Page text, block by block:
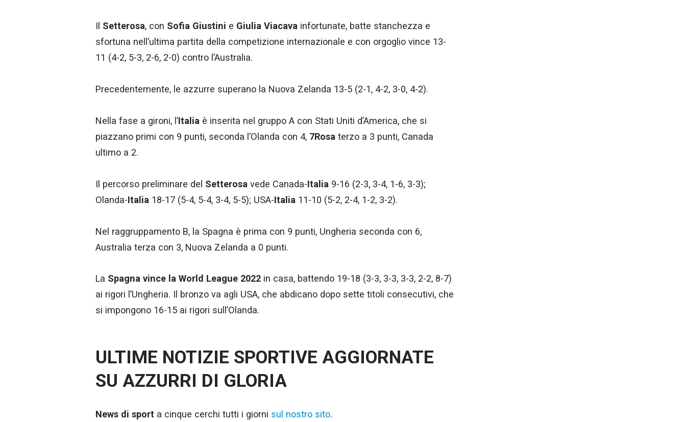
Il Setterosa, con Sofia Giustini e Giulia Viacava infortunate, batte stanchezza e
sfortuna nell’ultima partita della competizione internazionale e con orgoglio vince 13-
11 (4-2, 5-3, 2-6, 2-0) contro l’Australia.
Precedentemente, le azzurre superano la Nuova Zelanda 13-5 (2-1, 4-2, 3-0, 4-2).
Nella fase a gironi, l’Italia è inserita nel gruppo A con Stati Uniti d’America, che si
piazzano primi con 9 punti, seconda l’Olanda con 4, 7Rosa terzo a 3 punti, Canada
ultimo a 2.
Il percorso preliminare del Setterosa vede Canada-Italia 9-16 (2-3, 3-4, 1-6, 3-3);
Olanda-Italia 18-17 (5-4, 5-4, 3-4, 5-5); USA-Italia 11-10 (5-2, 2-4, 1-2, 3-2).
Nel raggruppamento B, la Spagna è prima con 9 punti, Ungheria seconda con 6,
Australia terza con 3, Nuova Zelanda a 0 punti.
La Spagna vince la World League 2022 in casa, battendo 19-18 (3-3, 3-3, 3-3, 2-2, 8-7)
ai rigori l’Ungheria. Il bronzo va agli USA, che abdicano dopo sette titoli consecutivi, che
si impongono 16-15 ai rigori sull’Olanda.
ULTIME NOTIZIE SPORTIVE AGGIORNATE
SU AZZURRI DI GLORIA
News di sport a cinque cerchi tutti i giorni sul nostro sito.